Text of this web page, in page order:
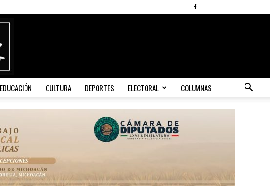
EDUCACIÓN CULTURA DEPORTES ELECTORAL COLUMNAS